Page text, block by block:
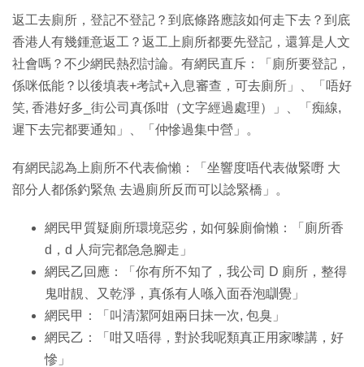
返工去廁所，登記不登記？到底條路應該如何走下去？到底
香港人有幾鍾意返工？返工上廁所都要先登記，還算是人文
社會嗎？不少網民熱烈討論。有網民直斥：「廁所要登記，
係咪低能？以後填表+考試+入息審查，可去廁所」、「唔好
笑, 香港好多_街公司真係咁（文字經過處理）」、「痴線,
遲下去完都要通知」、「仲慘過集中營」。
有網民認為上廁所不代表偷懶：「坐響度唔代表做緊嘢 大
部分人都係釣緊魚 去過廁所反而可以諗緊橋」。
網民甲質疑廁所環境惡劣，如何躲廁偷懶：「廁所香
d，d 人疴完都急急腳走」
網民乙回應：「你有所不知了，我公司 D 廁所，整得
鬼咁靚、又乾淨，真係有人喺入面吞泡瞓覺」
網民甲：「叫清潔阿姐兩日抹一次, 包臭」
網民乙：「咁又唔得，對於我呢類真正用家嚟講，好
慘」